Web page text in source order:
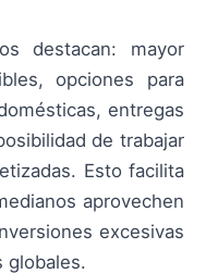
destacan: mayor
opciones para
entregas
de trabajar
Esto facilita
aprovechen
excesivas
globales.